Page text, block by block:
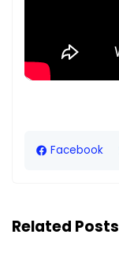
Facebook
Related Posts